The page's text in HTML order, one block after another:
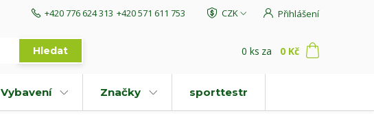
CZK Přihlášení
Hledat
+420 776 624 313 +420 571 611 753
0 ks za 0 Kč
Vybavení Značky sporttestr